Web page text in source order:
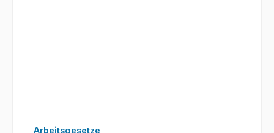
Arbeitsgesetze